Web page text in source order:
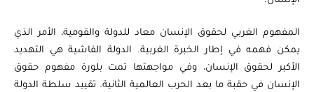
المفهوم الغربي لحقوق الإنسان معاد للدولة والقومية، الأمر الذي
يمكن فهمه في إطار الخبرة الغربية. الدولة الفاشية هي التهديد
الأكبر لحقوق الإنسان، وفي مواجهتها تمت بلورة مفهوم حقوق
الإنسان في حقبة ما بعد الحرب العالمية الثانية. تقييد سلطة الدولة